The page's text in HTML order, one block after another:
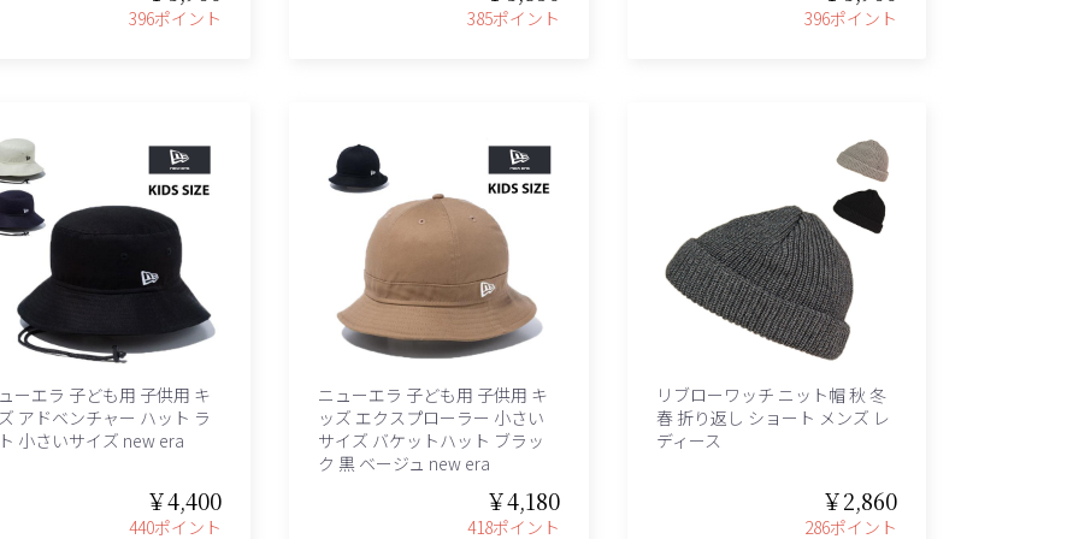
396ポイント 385ポイント 396ポイント
ーエラ 子ども用 子供用 キ
アドベンチャー ハット ラ
小さいサイズ new era
￥4,400
440ポイント
ニューエラ 子ども用 子供用 キ
ッズ エクスプローラー 小さい
サイズ バケットハット ブラッ
ク 黒 ベージュ new era
￥4,180
418ポイント
リブローワッチ ニット帽 秋 冬
春 折り返し ショート メンズ レ
ディース
￥2,860
286ポイント